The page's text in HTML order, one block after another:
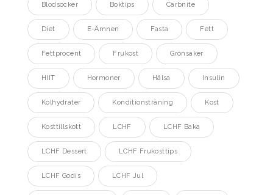
Blodsocker Boktips Carbnite
Diet E-Ämnen Fasta Fett
Fettprocent Frukost Grönsaker
HIIT Hormoner Hälsa Insulin
Kolhydrater Konditionsträning Kost
Kosttillskott LCHF LCHF Baka
LCHF Dessert LCHF Frukosttips
LCHF Godis LCHF Jul